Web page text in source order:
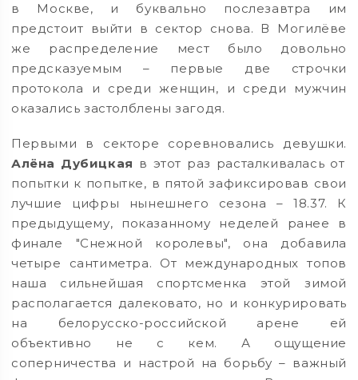
в Москве, и буквально послезавтра им
предстоит выйти в сектор снова. В Могилёве
же распределение мест было довольно
предсказуемым – первые две строчки
протокола и среди женщин, и среди мужчин
оказались застолблены загодя.
Первыми в секторе соревновались девушки.
Алёна Дубицкая в этот раз расталкивалась от
попытки к попытке, в пятой зафиксировав свои
лучшие цифры нынешнего сезона – 18.37. К
предыдущему, показанному неделей ранее в
финале "Снежной королевы", она добавила
четыре сантиметра. От международных топов
наша сильнейшая спортсменка этой зимой
располагается далековато, но и конкурировать
на белорусско-российской арене ей
объективно не с кем. А ощущение
соперничества и настрой на борьбу – важный